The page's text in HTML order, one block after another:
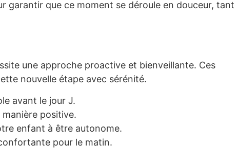
garantir que ce moment se déroule en douceur, tant
une approche proactive et bienveillante. Ces
nouvelle étape avec sérénité.
avant le jour J.
positive.
enfant à être autonome.
pour le matin.